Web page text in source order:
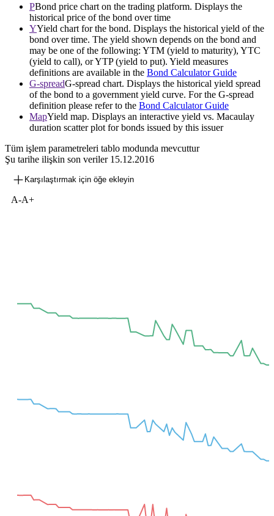
PBond price chart on the trading platform. Displays the
historical price of the bond over time
YYield chart for the bond. Displays the historical yield of the
bond over time. The yield shown depends on the bond and
may be one of the following: YTM (yield to maturity), YTC
(yield to call), or YTP (yield to put). Yield measures
definitions are available in the Bond Calculator Guide
G-spreadG-spread chart. Displays the historical yield spread
of the bond to a government yield curve. For the G-spread
definition please refer to the Bond Calculator Guide
MapYield map. Displays an interactive yield vs. Macaulay
duration scatter plot for bonds issued by this issuer
Tüm işlem parametreleri tablo modunda mevcuttur
Şu tarihe ilişkin son veriler 15.12.2016
Karşılaştırmak için öğe ekleyin